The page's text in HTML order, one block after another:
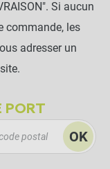
Si aucun
commande, les
adresser un
PORT
OK